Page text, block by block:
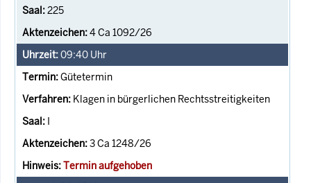
225
4 Ca 1092/26
09:40 Uhr
Gütetermin
Klagen in bürgerlichen Rechtsstreitigkeiten
I
3 Ca 1248/26
Termin aufgehoben